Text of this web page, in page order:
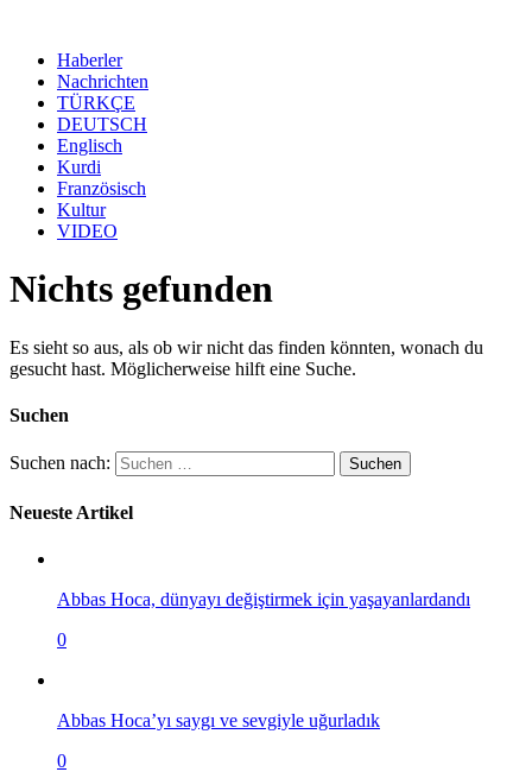
Haberler
Nachrichten
TÜRKÇE
DEUTSCH
Englisch
Kurdi
Französisch
Kultur
VIDEO
Nichts gefunden
Es sieht so aus, als ob wir nicht das finden könnten, wonach du
gesucht hast. Möglicherweise hilft eine Suche.
Suchen
Suchen nach:
Neueste Artikel
Abbas Hoca, dünyayı değiştirmek için yaşayanlardandı
0
Abbas Hoca’yı saygı ve sevgiyle uğurladık
0